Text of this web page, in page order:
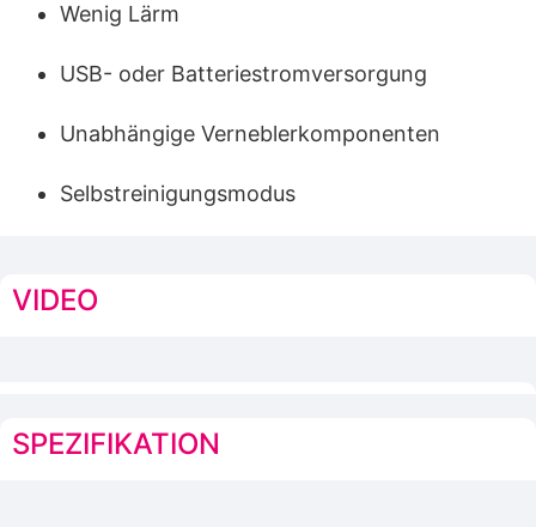
Wenig Lärm
USB- oder Batteriestromversorgung
Unabhängige Verneblerkomponenten
Selbstreinigungsmodus
VIDEO
SPEZIFIKATION